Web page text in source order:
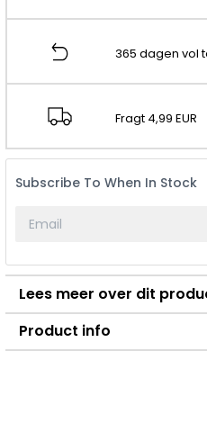
365 dagen vol
Fragt 4,99 EUR
Subscribe To When In Stock
Lees meer over dit
Product info